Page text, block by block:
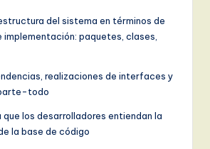
del sistema en términos de
implementación: paquetes, clases,
realizaciones de interfaces y
todo
los desarrolladores entiendan la
la base de código